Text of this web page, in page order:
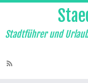
Stadtführer und